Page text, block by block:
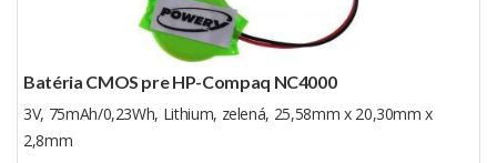
Batéria CMOS pre HP-Compaq NC4000
3V, 75mAh/0,23Wh, Lithium, zelená, 25,58mm x 20,30mm x
2,8mm